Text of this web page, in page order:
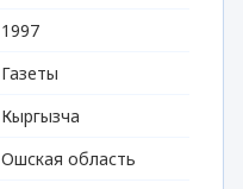
1997
Газеты
Кыргызча
Ошская область